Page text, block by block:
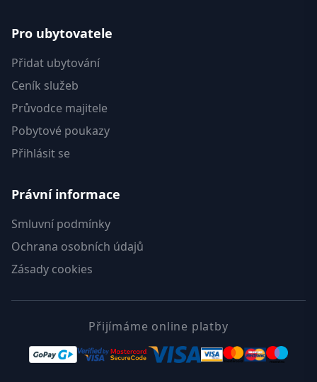
Pro ubytovatele
Přidat ubytování
Ceník služeb
Průvodce majitele
Pobytové poukazy
Přihlásit se
Právní informace
Smluvní podmínky
Ochrana osobních údajů
Zásady cookies
Přijímáme online platby